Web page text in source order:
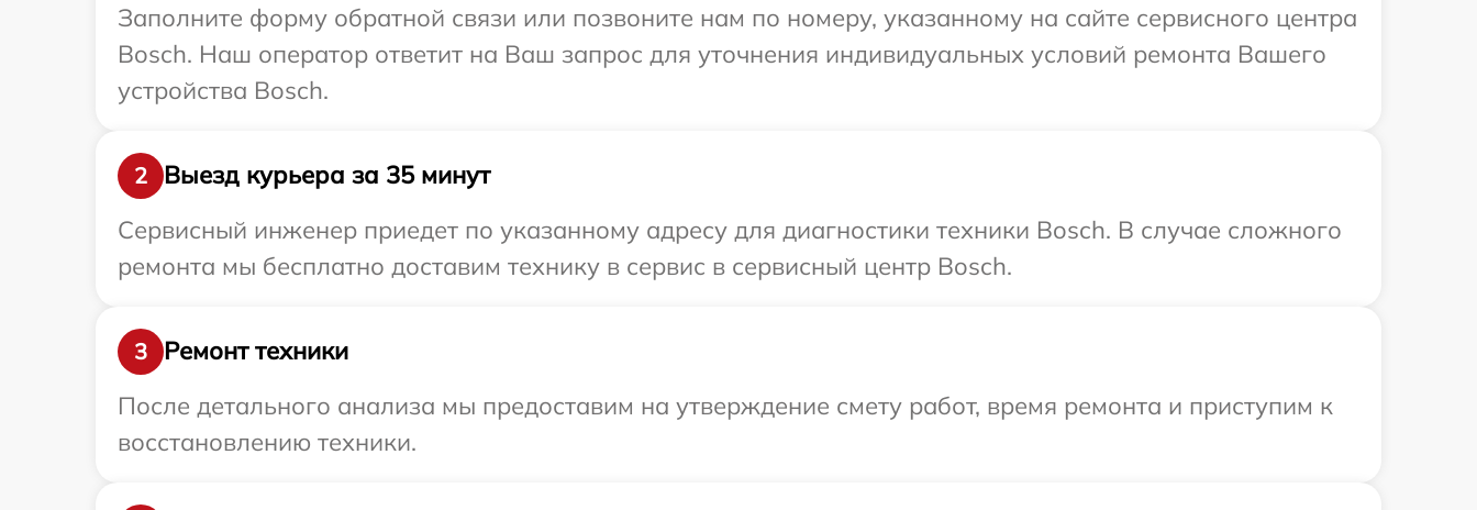
Заполните форму обратной связи или позвоните нам по номеру, указанному на сайте сервисного центра
Bosch. Наш оператор ответит на Ваш запрос для уточнения индивидуальных условий ремонта Вашего
устройства Bosch.
2
Выезд курьера за 35 минут
Сервисный инженер приедет по указанному адресу для диагностики техники Bosch. В случае сложного
ремонта мы бесплатно доставим технику в сервис в сервисный центр Bosch.
3
Ремонт техники
После детального анализа мы предоставим на утверждение смету работ, время ремонта и приступим к
восстановлению техники.